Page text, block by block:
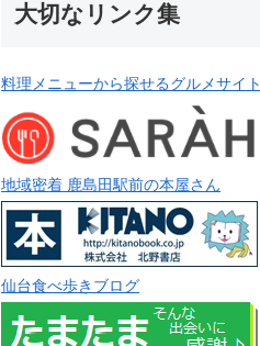
大切なリンク集
料理メニューから探せるグルメサイト
地域密着 鹿島田駅前の本屋さん
仙台食べ歩きブログ